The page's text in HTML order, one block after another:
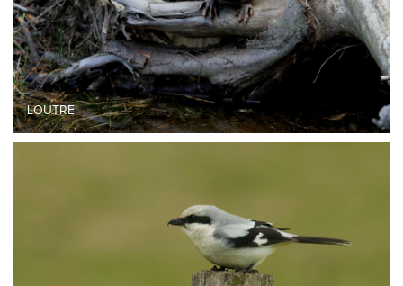
LOUTRE